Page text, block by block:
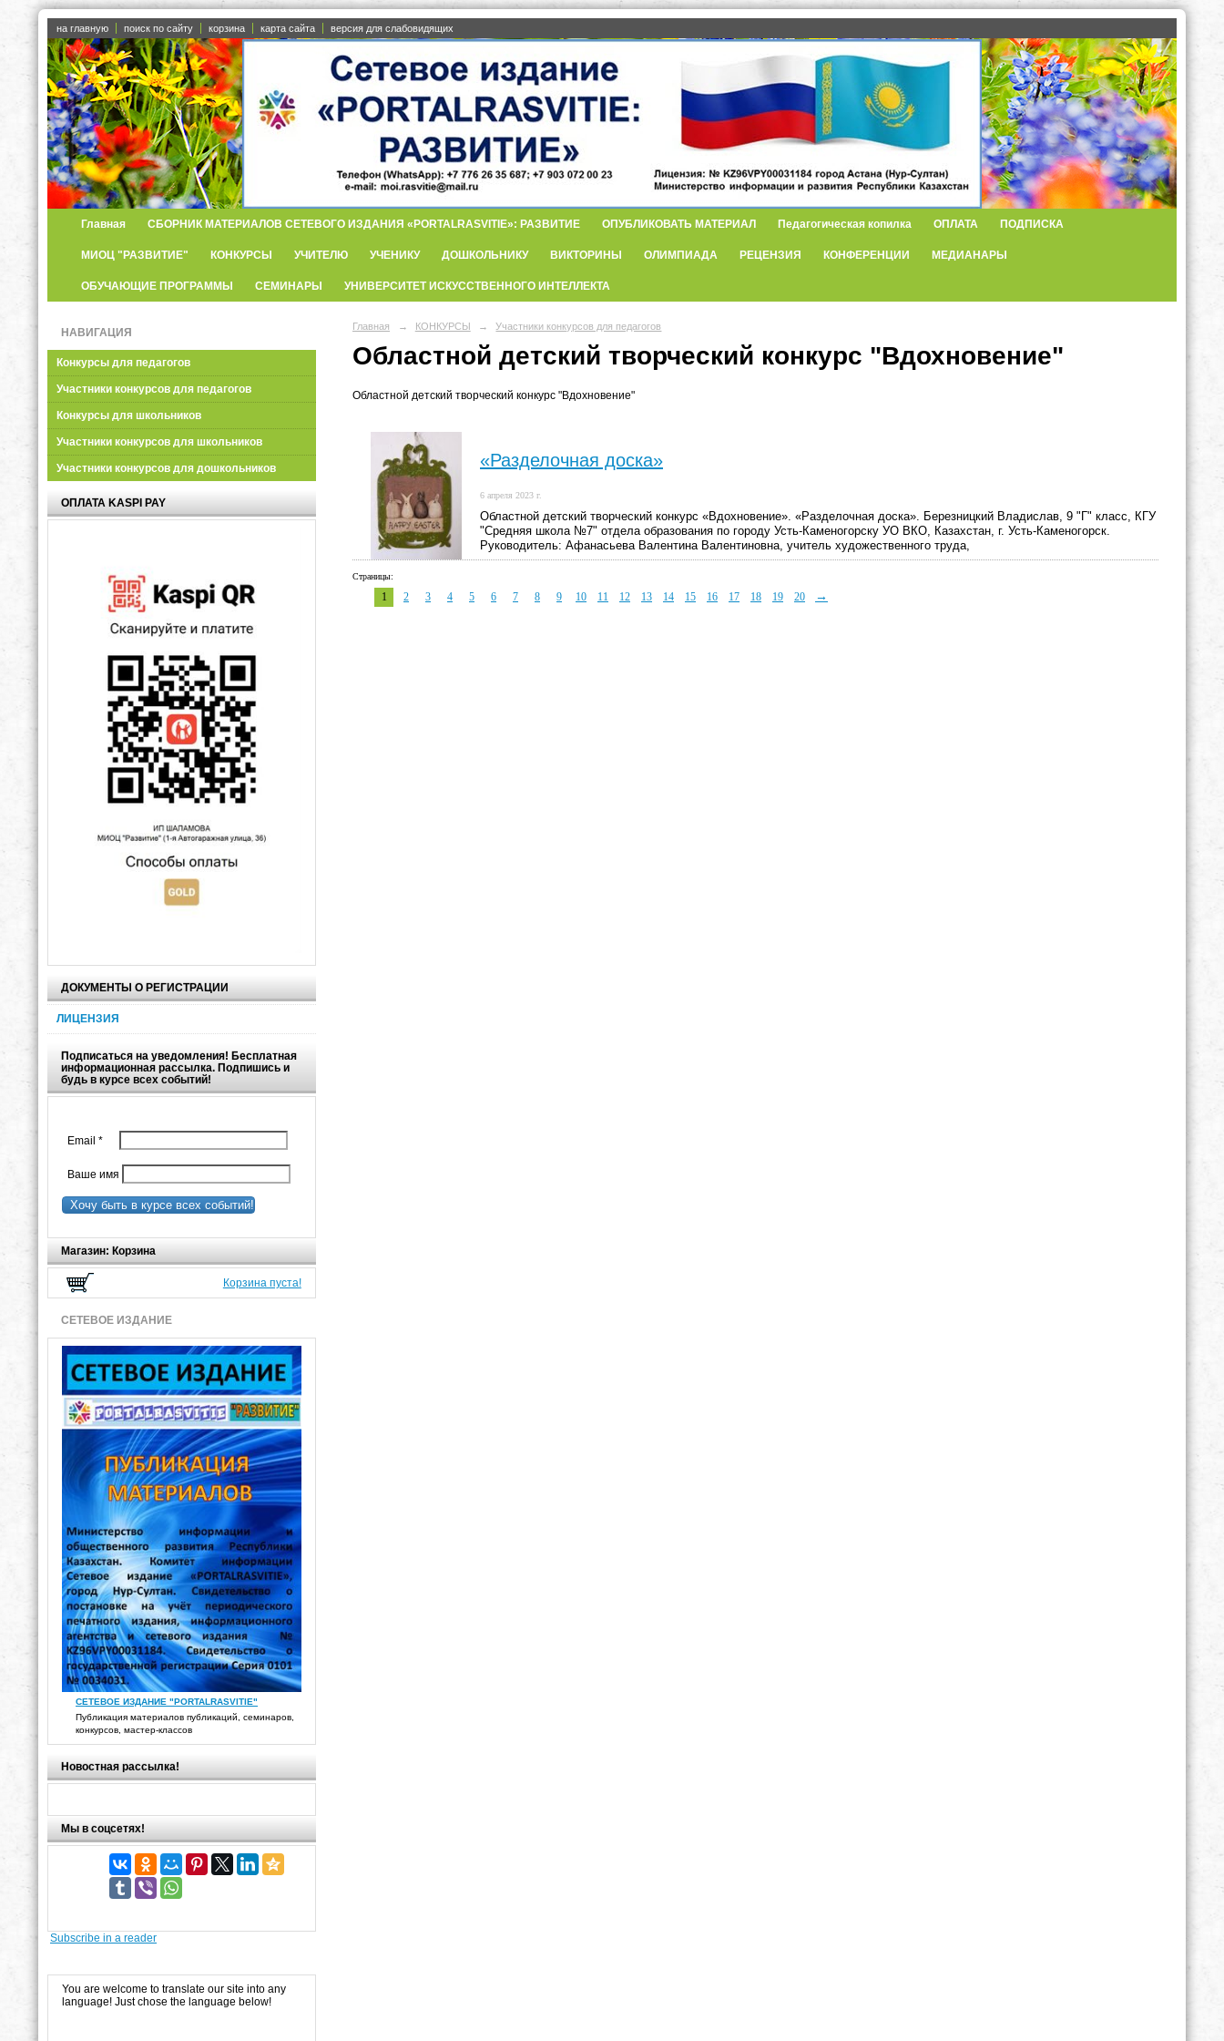
на главную поиск по сайту корзина карта сайта версия для слабовидящих
Главная СБОРНИК МАТЕРИАЛОВ СЕТЕВОГО ИЗДАНИЯ «PORTALRASVITIE»: РАЗВИТИЕ ОПУБЛИКОВАТЬ МАТЕРИАЛ Педагогическая копилка ОПЛАТА ПОДПИСКА
МИОЦ "РАЗВИТИЕ" КОНКУРСЫ УЧИТЕЛЮ УЧЕНИКУ ДОШКОЛЬНИКУ ВИКТОРИНЫ ОЛИМПИАДА РЕЦЕНЗИЯ КОНФЕРЕНЦИИ МЕДИАНАРЫ
ОБУЧАЮЩИЕ ПРОГРАММЫ СЕМИНАРЫ УНИВЕРСИТЕТ ИСКУССТВЕННОГО ИНТЕЛЛЕКТА
НАВИГАЦИЯ
Конкурсы для педагогов
Участники конкурсов для педагогов
Конкурсы для школьников
Участники конкурсов для школьников
Участники конкурсов для дошкольников
ОПЛАТА KASPI PAY
ДОКУМЕНТЫ О РЕГИСТРАЦИИ
ЛИЦЕНЗИЯ
Подписаться на уведомления! Бесплатная
информационная рассылка. Подпишись и
будь в курсе всех событий!
Email *
Ваше имя
Хочу быть в курсе всех событий!
Магазин: Корзина
Корзина пуста!
СЕТЕВОЕ ИЗДАНИЕ
СЕТЕВОЕ ИЗДАНИЕ "PORTALRASVITIE"
Публикация материалов публикаций, семинаров,
конкурсов, мастер-классов
Новостная рассылка!
Мы в соцсетях!
Subscribe in a reader
You are welcome to translate our site into any
language! Just chose the language below!
Главная → КОНКУРСЫ → Участники конкурсов для педагогов
Областной детский творческий конкурс "Вдохновение"
Областной детский творческий конкурс "Вдохновение"
«Разделочная доска»
6 апреля 2023 г.
Областной детский творческий конкурс «Вдохновение». «Разделочная доска». Березницкий Владислав, 9 "Г" класс, КГУ
"Средняя школа №7" отдела образования по городу Усть-Каменогорску УО ВКО, Казахстан, г. Усть-Каменогорск.
Руководитель: Афанасьева Валентина Валентиновна, учитель художественного труда,
Страницы:
1 2 3 4 5 6 7 8 9 10 11 12 13 14 15 16 17 18 19 20 →